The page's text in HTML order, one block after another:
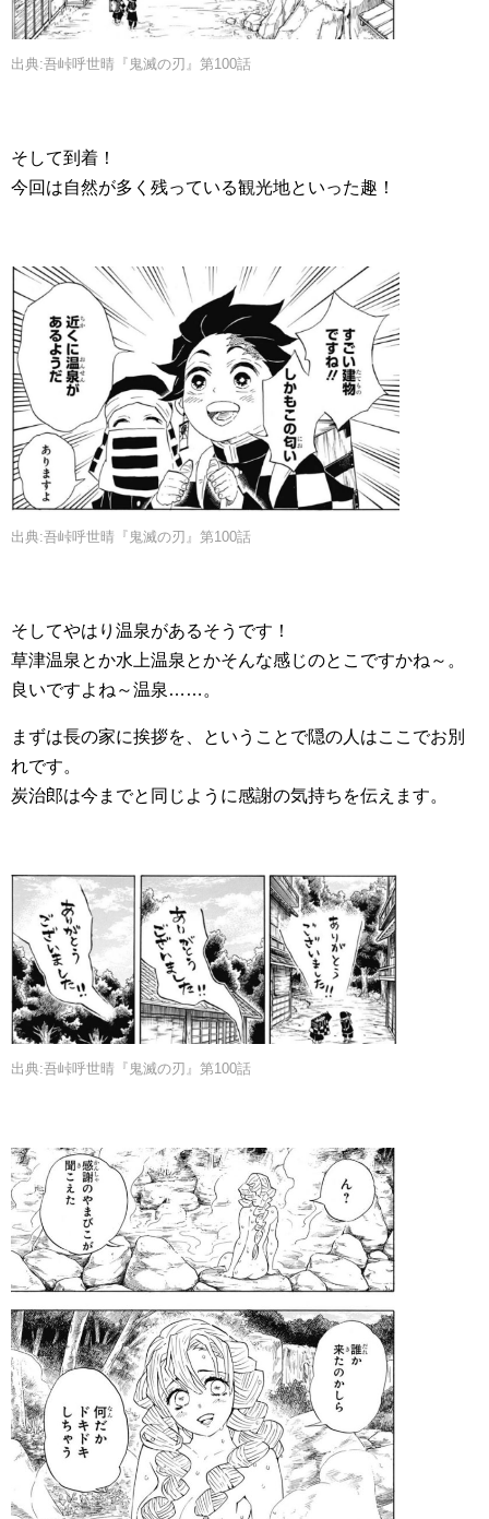
出典:吾峠呼世晴『鬼滅の刃』第100話
そして到着！
今回は自然が多く残っている観光地といった趣！
出典:吾峠呼世晴『鬼滅の刃』第100話
そしてやはり温泉があるそうです！
草津温泉とか水上温泉とかそんな感じのとこですかね～。
良いですよね～温泉……。
まずは長の家に挨拶を、ということで隠の人はここでお別
れです。
炭治郎は今までと同じように感謝の気持ちを伝えます。
出典:吾峠呼世晴『鬼滅の刃』第100話